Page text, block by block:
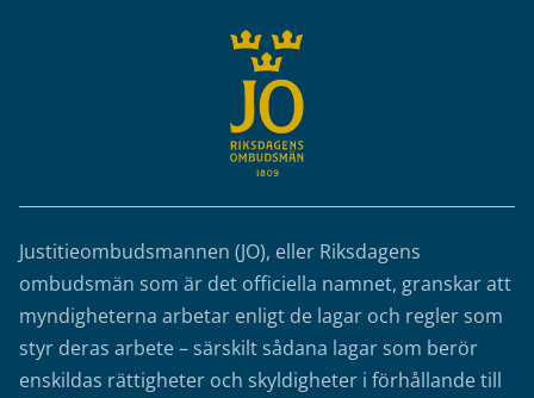
Justitieombudsmannen (JO), eller Riksdagens
ombudsmän som är det officiella namnet, granskar att
myndigheterna arbetar enligt de lagar och regler som
styr deras arbete – särskilt sådana lagar som berör
enskildas rättigheter och skyldigheter i förhållande till